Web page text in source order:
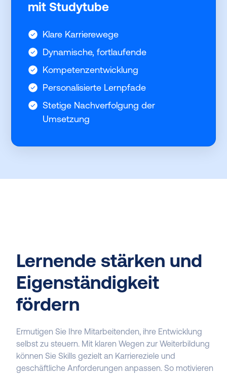
mit Studytube
Klare Karrierewege
Dynamische, fortlaufende
Kompetenzentwicklung
Personalisierte Lernpfade
Stetige Nachverfolgung der
Umsetzung
Lernende stärken und
Eigenständigkeit
fördern
Ermutigen Sie Ihre Mitarbeitenden, ihre Entwicklung
selbst zu steuern. Mit klaren Wegen zur Weiterbildung
können Sie Skills gezielt an Karriereziele und
geschäftliche Anforderungen anpassen. So motivieren